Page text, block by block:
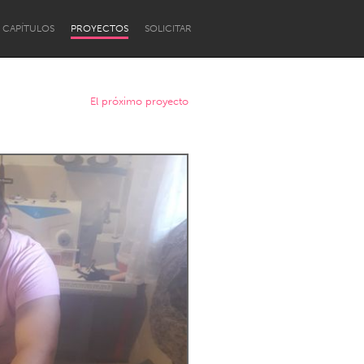
CAPÍTULOS PROYECTOS SOLICITAR
Newcastle
El próximo proyecto